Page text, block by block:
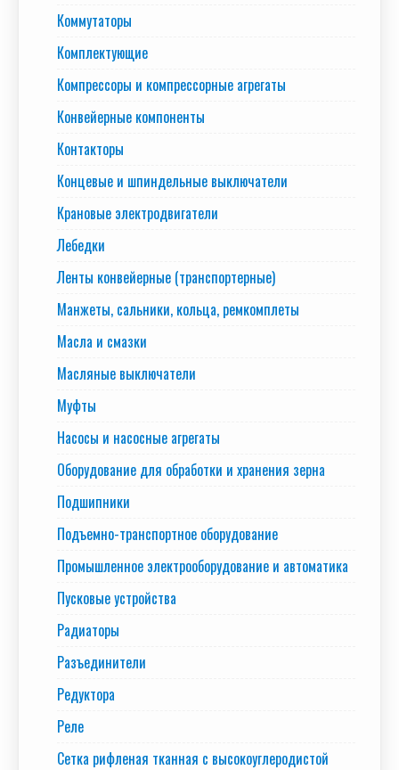
Коммутаторы
Комплектующие
Компрессоры и компрессорные агрегаты
Конвейерные компоненты
Контакторы
Концевые и шпиндельные выключатели
Крановые электродвигатели
Лебедки
Ленты конвейерные (транспортерные)
Манжеты, сальники, кольца, ремкомплеты
Масла и смазки
Масляные выключатели
Муфты
Насосы и насосные агрегаты
Оборудование для обработки и хранения зерна
Подшипники
Подъемно-транспортное оборудование
Промышленное электрооборудование и автоматика
Пусковые устройства
Радиаторы
Разъединители
Редуктора
Реле
Сетка рифленая тканная с высокоуглеродистой